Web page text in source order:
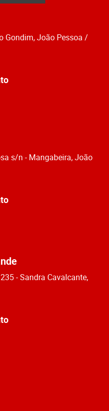
Gondim, João Pessoa /
s/n - Mangabeira, João
- Sandra Cavalcante,